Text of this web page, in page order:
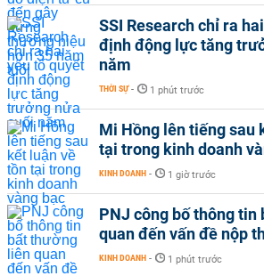
SSI Research chỉ ra
định động lực tăng
năm
THỜI SỰ - 1 phút trước
Mi Hồng lên tiếng sau
tại trong kinh doanh
KINH DOANH - 1 giờ trước
PNJ công bố thông tin
quan đến vấn đề nộp
KINH DOANH - 1 phút trước